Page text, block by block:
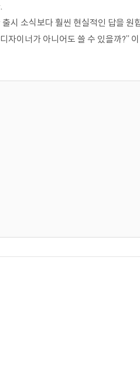
시 소식보다 훨씬 현실적인 답을 원
자이너가 아니어도 쓸 수 있을까?”